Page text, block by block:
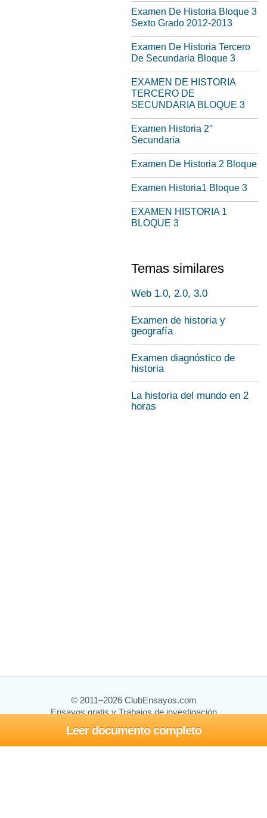
Leer documento completo
Examen De Historia Bloque 3
Sexto Grado 2012-2013
Examen De Historia Tercero
De Secundaria Bloque 3
EXAMEN DE HISTORIA
TERCERO DE
SECUNDARIA BLOQUE 3
Examen Historia 2°
Secundaria
Examen De Historia 2 Bloque
Examen Historia1 Bloque 3
EXAMEN HISTORIA 1
BLOQUE 3
Temas similares
Web 1.0, 2.0, 3.0
Examen de historia y
geografía
Examen diagnóstico de
historia
La historia del mundo en 2
horas
© 2011–2026 ClubEnsayos.com
Ensayos gratis y Trabajos de investigación